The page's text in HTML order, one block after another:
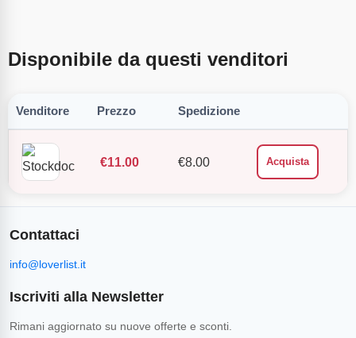
Disponibile da questi venditori
Venditore Prezzo Spedizione
€11.00 €8.00 Acquista
Contattaci
info@loverlist.it
Iscriviti alla Newsletter
Rimani aggiornato su nuove offerte e sconti.